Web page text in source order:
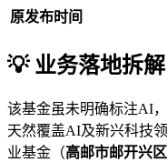
原发布时间
💡 业务落地拆解
该基金虽未明确标注AI
天然覆盖AI及新兴科技
业基金（高邮市邮开兴